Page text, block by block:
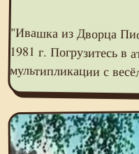
"Ивашка из Дворца
1981 г.
мультипликации с